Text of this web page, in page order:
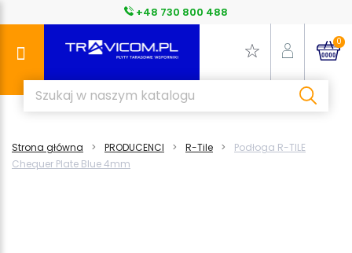
+48 730 800 488
0
Strona główna PRODUCENCI R-Tile
Podłoga R-TILE
Chequer Plate Blue 4mm